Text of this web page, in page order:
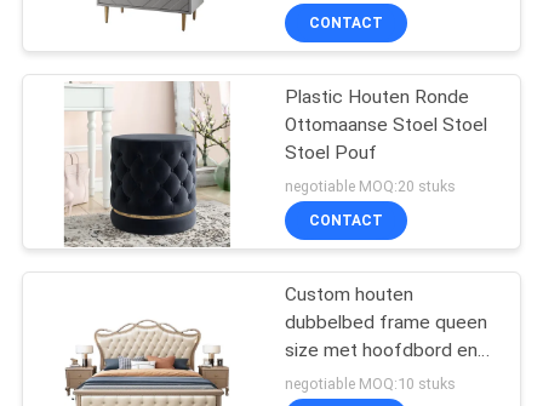
SHOW
OVER
ONS
FABRIEKSREIS
CONTACTEER
ONS
Eetkamermeubilair
21
make-upijdelheid
49
CONTACT
Plastic Houten Ronde
Ottomaanse Stoel Stoel
Stoel Pouf
negotiable MOQ:20 stuks
CONTACT
Custom houten
dubbelbed frame queen
size met hoofdbord en
lade
negotiable MOQ:10 stuks